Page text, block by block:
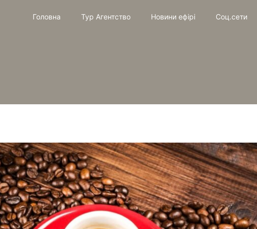
Головна Тур Агентство Новини ефірі Соц.сети